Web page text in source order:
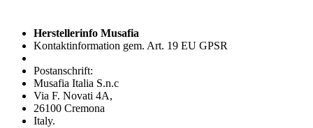
Herstellerinfo Musafia
Kontaktinformation gem. Art. 19 EU GPSR
Postanschrift:
Musafia Italia S.n.c
Via F. Novati 4A,
26100 Cremona
Italy.